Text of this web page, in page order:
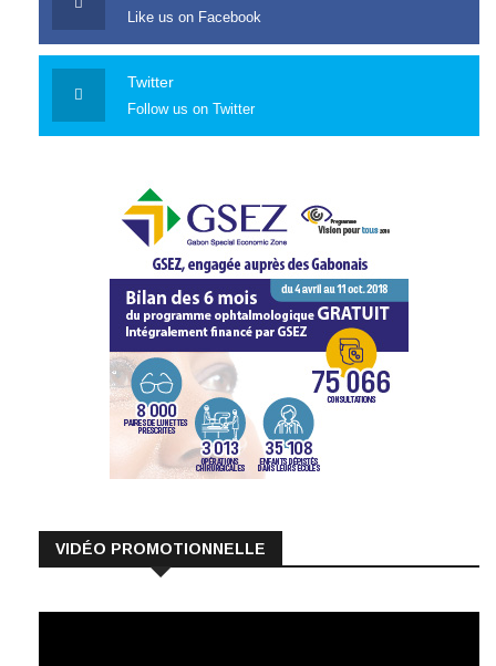
Like us on Facebook
Twitter
Follow us on Twitter
VIDÉO PROMOTIONNELLE